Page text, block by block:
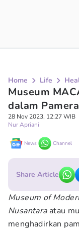
Home Life
Museum
dalam
28 Nov 2023, 12:27 WIB
Nur Apriani
News Channel
Share Article
Museum of
Nusantaraatau
menghadirkan